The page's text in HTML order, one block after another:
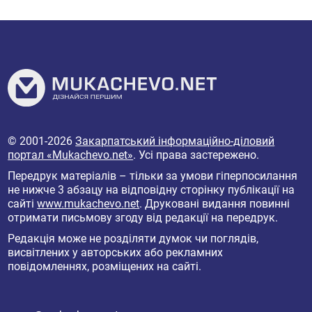
© 2001-2026Закарпатський інформаційно-діловий
портал «Mukachevo.net». Усі права застережено.
Передрук матеріалів – тільки за умови гіперпосилання
не нижче 3 абзацу на відповідну сторінку публікації на
сайтіwww.mukachevo.net. Друковані видання повинні
отримати письмову згоду від редакції на передрук.
Редакція може не розділяти думок чи поглядів,
висвітлених у авторських або рекламних
повідомленнях, розміщених на сайті.